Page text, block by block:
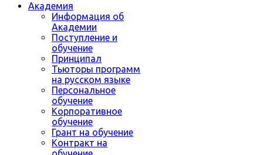
Академия
Информация об
Академии
Поступление и
обучение
Принципал
Тьюторы программ
на русском языке
Персональное
обучение
Корпоративное
обучение
Грант на обучение
Контракт на